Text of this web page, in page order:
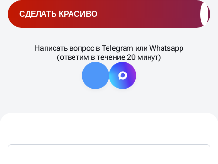
Написать вопрос в Telegram или Whatsapp
(ответим в течение 20 минут)
СДЕЛАТЬ КРАСИВО